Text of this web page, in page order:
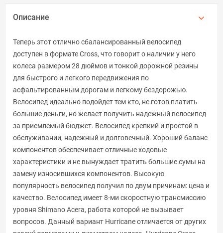
Описание
Теперь этот отлично сбалансированный велосипед
доступен в формате Cross, что говорит о наличии у него
колеса размером 28 дюймов и тонкой дорожной резины
для быстрого и легкого передвижения по
асфальтированным дорогам и легкому бездорожью.
Велосипед идеально подойдет тем кто, не готов платить
большие деньги, но желает получить надежный велосипед
за приемлемый бюджет. Велосипед крепкий и простой в
обслуживании, надежный и долговечный. Хороший баланс
компонентов обеспечивает отличные ходовые
характеристики и не вынуждает тратить большие сумы на
замену износившихся компонентов. Высокую
популярность велосипед получил по двум причинам: цена и
качество. Велосипед имеет 8-ми скоростную трансмиссию
уровня Shimano Acera, работа которой не вызывает
вопросов. Данный вариант Hurricane отличается от других